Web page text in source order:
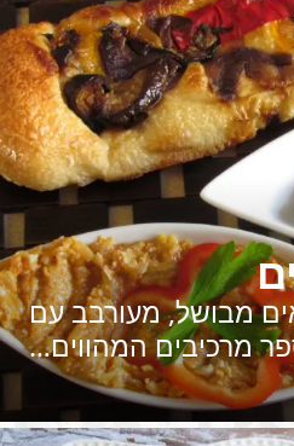
מבושל, מעורבב עם
מרכיבים המהווים…